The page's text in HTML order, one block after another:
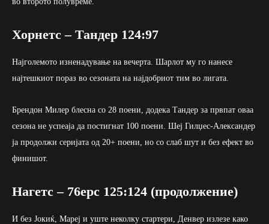
Хорнетс – Тандер 124:97
Најголемото изненадување на вечерта. Шарлот му го нанесе
најтешкиот пораз во сезоната на најдобриот тим во лигата.
Брендон Милер блесна со 28 поени, додека Тандер за првпат оваа
сезона не успеаја да постигнат 100 поени. Шеј Гилџес-Александер
ја продолжи серијата од 20+ поени, но со слаб шут и без ефект во
финишот.
Нагетс – 76ерс 125:124 (продолжение)
И без Јокиќ, Мареј и уште неколку стартери, Денвер излезе како